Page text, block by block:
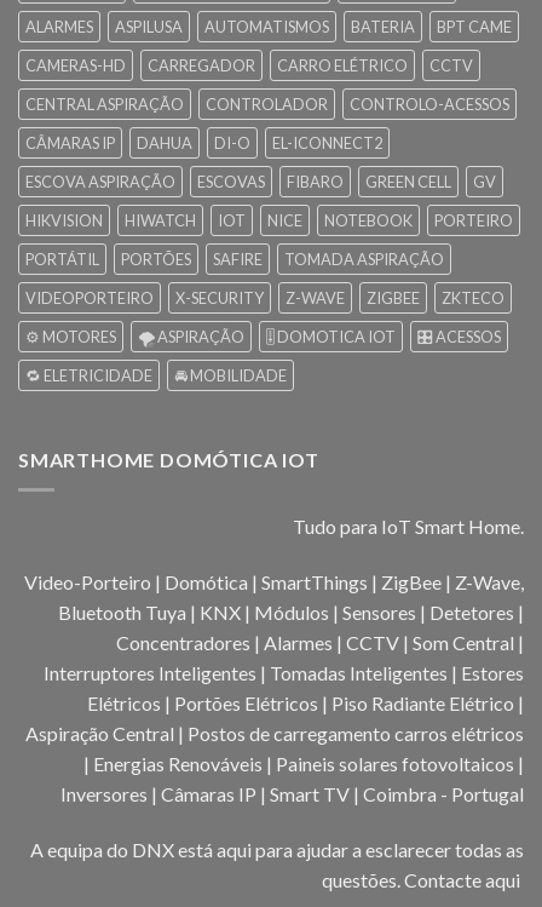
ALARMES
ASPILUSA AUTOMATISMOS BATERIA
BPT CAME
CAMERAS-HD
CARREGADOR CARRO ELÉTRICO
CCTV
CENTRAL ASPIRAÇÃO
CONTROLADOR
CONTROLO-ACESSOS
CÂMARAS IP
DAHUA DI-O
EL-ICONNECT2
ESCOVA ASPIRAÇÃO
ESCOVAS FIBARO GREEN CELL
GV
HIKVISION
HIWATCH IOT NICE NOTEBOOK
PORTEIRO
PORTÁTIL
PORTÕES SAFIRE
TOMADA ASPIRAÇÃO
VIDEOPORTEIRO
X-SECURITY Z-WAVE ZIGBEE
ZKTECO
⚙️ MOTORES
🌪️ ASPIRAÇÃO 🎚️ DOMOTICA IOT
🎛️ ACESSOS
🔁 ELETRICIDADE
🚘 MOBILIDADE
SMARTHOME DOMÓTICA IOT
Tudo para IoT Smart Home.
Video-Porteiro | Domótica | SmartThings | ZigBee | Z-Wave,
Bluetooth Tuya | KNX | Módulos | Sensores | Detetores |
Concentradores | Alarmes | CCTV | Som Central |
Interruptores Inteligentes | Tomadas Inteligentes | Estores
Elétricos | Portões Elétricos | Piso Radiante Elétrico |
Aspiração Central | Postos de carregamento carros elétricos
| Energias Renováveis | Paineis solares fotovoltaicos |
Inversores | Câmaras IP | Smart TV | Coimbra - Portugal
A equipa do DNX está aqui para ajudar a esclarecer todas as
questões. Contacte aqui